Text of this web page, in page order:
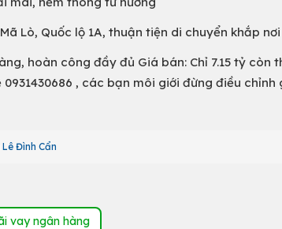
Lò, Quốc lộ 1A, thuận tiện di chuyển khắp nơi
hoàn công đầy đủ Giá bán: Chỉ 7.15 tỷ còn
, các bạn môi giới đừng điều
Đình Cẩn
vay ngân hàng